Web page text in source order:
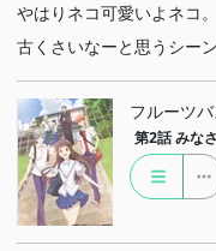
やはりネコ可愛いよネコ。
古くさいなーと思うシー
フルーツ
第2話 みな